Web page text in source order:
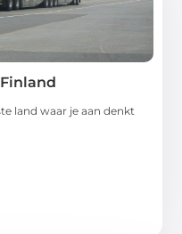
land waar je aan denkt